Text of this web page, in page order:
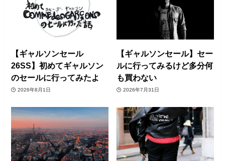
【ギャルソンセール
26SS】初めてギャルソン
のセールに行ってみたよ
2026年8月1日
【ギャルソンセール】セー
ルに行ってみるけど多分何
も買わない
2026年7月31日